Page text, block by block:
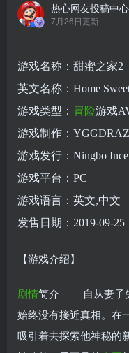
热心网友投稿中心
7月26日更新
游戏名称：甜蜜之家2
英文名称：Home
游戏类型： 冒险游戏
游戏制作：
游戏发行：Ningbo
游戏平台：PC
游戏语言：英文,中文
发售日期：2019-09-25
【游戏介绍】
剧情简介 自从妻子失
始终没有接近真相。在
吸引着去探索他神秘的